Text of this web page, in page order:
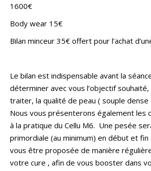
1600€
Body wear 15€
Bilan minceur 35€ offert pour l’achat
Le bilan est indispensable avant la
déterminer avec vous l’objectif souhaité,
traiter, la qualité de peau ( souple dense
Nous vous présenterons également les
à la pratique du Cellu M6. Une pesée
primordiale (au minimum) en début et
vous être proposée de manière
votre cure , afin de vous booster dans